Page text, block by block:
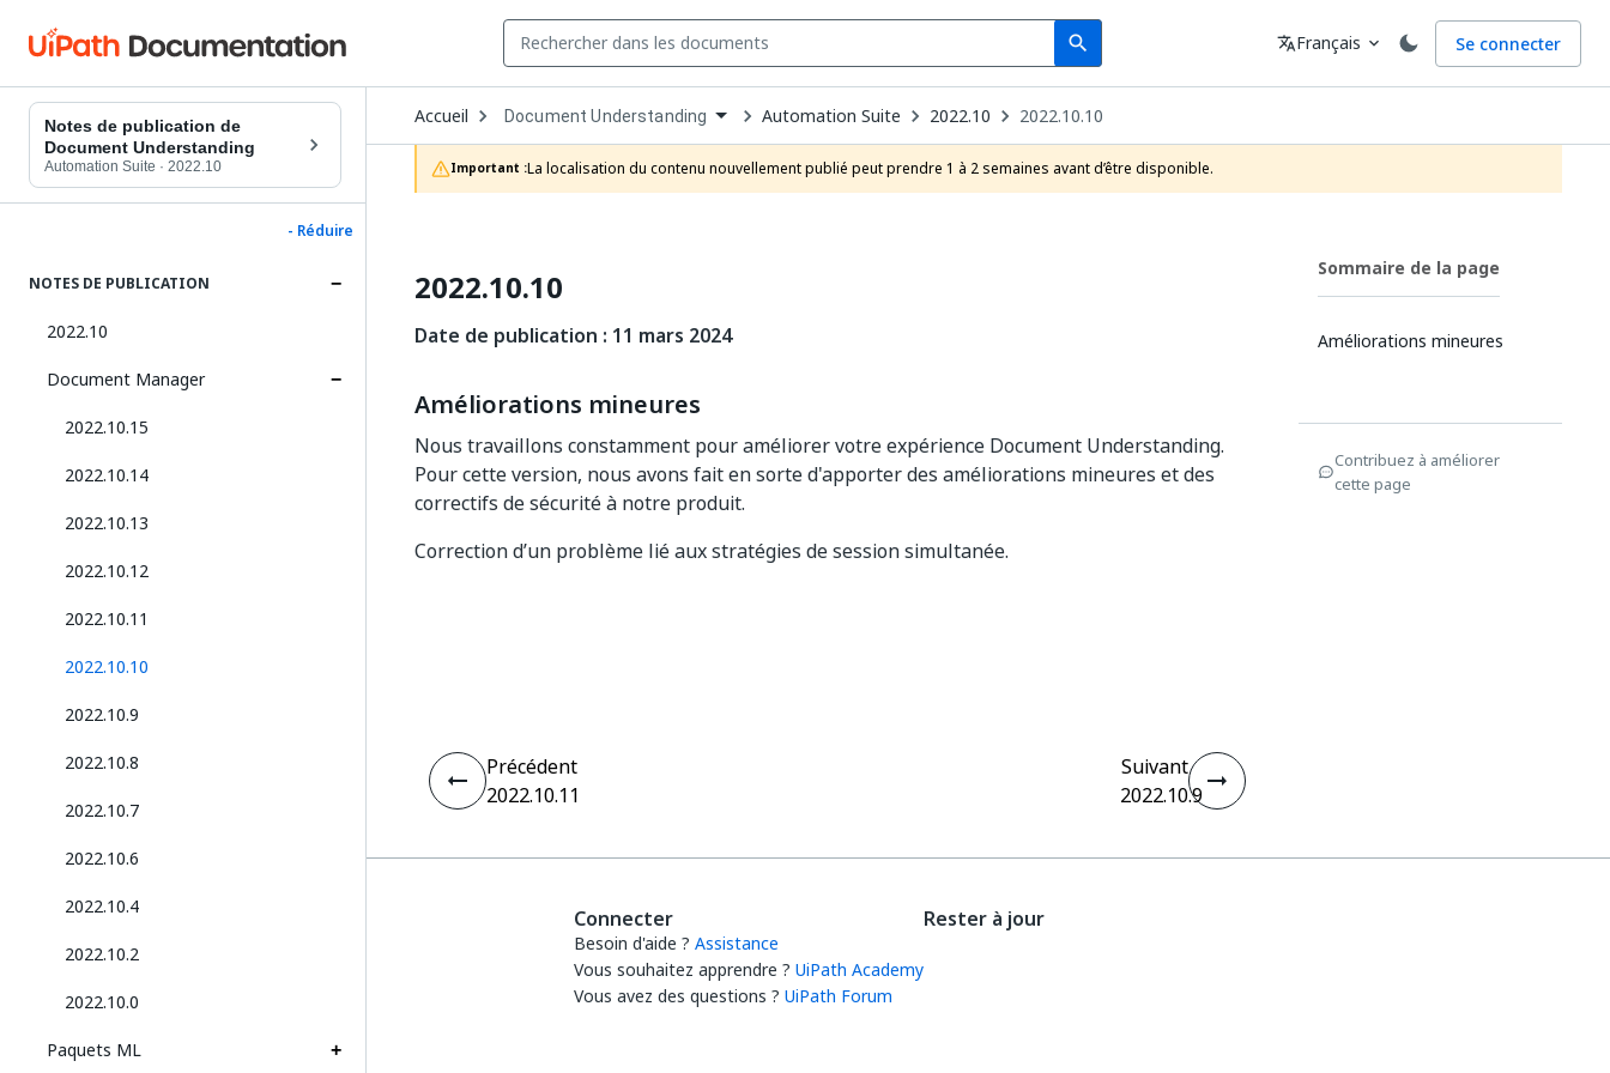
search
Search Langue
translateFrançais expand_more Se connecter
Notes de publication de
Document Understanding
Automation Suite · 2022.10
- Réduire
NOTES DE PUBLICATION
2022.10
Document Manager
2022.10.15
2022.10.14
2022.10.13
2022.10.12
2022.10.11
2022.10.10
2022.10.9
2022.10.8
2022.10.7
2022.10.6
2022.10.4
2022.10.2
2022.10.0
Paquets ML
Accueil Open
Dropdown
to
choose
product
Document Understanding Automation Suite 2022.10 2022.10.10
Important :La localisation du contenu nouvellement publié peut prendre 1 à 2 semaines avant d’être disponible.
2022.10.10
Date de publication : 11 mars 2024
Améliorations mineures
Nous travaillons constamment pour améliorer votre expérience Document Understanding.
Pour cette version, nous avons fait en sorte d'apporter des améliorations mineures et des
correctifs de sécurité à notre produit.
Correction d’un problème lié aux stratégies de session simultanée.
Sommaire de la page
Améliorations mineures
Contribuez à améliorer
cette page
Précédent
2022.10.11
Suivant
2022.10.9
Connecter
Besoin d'aide ? Assistance
Vous souhaitez apprendre ? UiPath Academy
Vous avez des questions ? UiPath Forum
Rester à jour